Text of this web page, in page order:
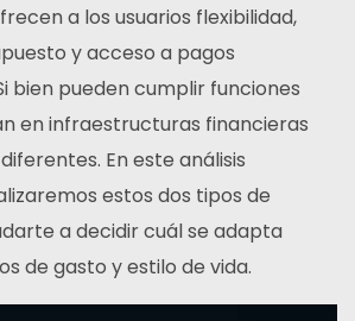
a los usuarios flexibilidad,
y acceso a pagos
bien pueden cumplir funciones
en infraestructuras financieras
En este análisis
estos dos tipos de
a decidir cuál se adapta
de gasto y estilo de vida.